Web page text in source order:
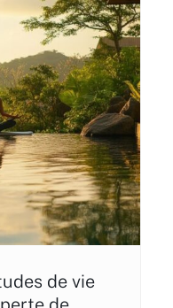
de vie